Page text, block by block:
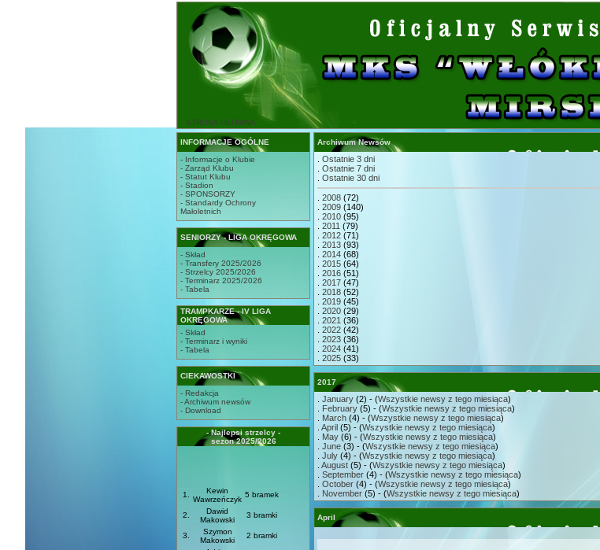
STRONA GŁÓWNA
INFORMACJE OGÓLNE
- Informacje o Klubie
- Zarząd Klubu
- Statut Klubu
- Stadion
- SPONSORZY
- Standardy Ochrony
Małoletnich
SENIORZY - LIGA OKRĘGOWA
- Skład
- Transfery 2025/2026
- Strzelcy 2025/2026
- Terminarz 2025/2026
- Tabela
TRAMPKARZE - IV LIGA
OKRĘGOWA
- Skład
- Terminarz i wyniki
- Tabela
CIEKAWOSTKI
- Redakcja
- Archiwum newsów
- Download
- Najlepsi strzelcy -
sezon 2025/2026
1.
Kewin
Wawrzeńczyk
5 bramek
2.
Dawid
Makowski
3 bramki
3.
Szymon
Makowski
2 bramki
Archiwum Newsów
Ostatnie 3 dni
Ostatnie 7 dni
Ostatnie 30 dni
2008 (72)
2009 (140)
2010 (95)
2011 (79)
2012 (71)
2013 (93)
2014 (68)
2015 (64)
2016 (51)
2017 (47)
2018 (52)
2019 (45)
2020 (29)
2021 (36)
2022 (42)
2023 (36)
2024 (41)
2025 (33)
2017
January (2) - (Wszystkie newsy z tego miesiąca)
February (5) - (Wszystkie newsy z tego miesiąca)
March (4) - (Wszystkie newsy z tego miesiąca)
April (5) - (Wszystkie newsy z tego miesiąca)
May (6) - (Wszystkie newsy z tego miesiąca)
June (3) - (Wszystkie newsy z tego miesiąca)
July (4) - (Wszystkie newsy z tego miesiąca)
August (5) - (Wszystkie newsy z tego miesiąca)
September (4) - (Wszystkie newsy z tego miesiąca)
October (4) - (Wszystkie newsy z tego miesiąca)
November (5) - (Wszystkie newsy z tego miesiąca)
April